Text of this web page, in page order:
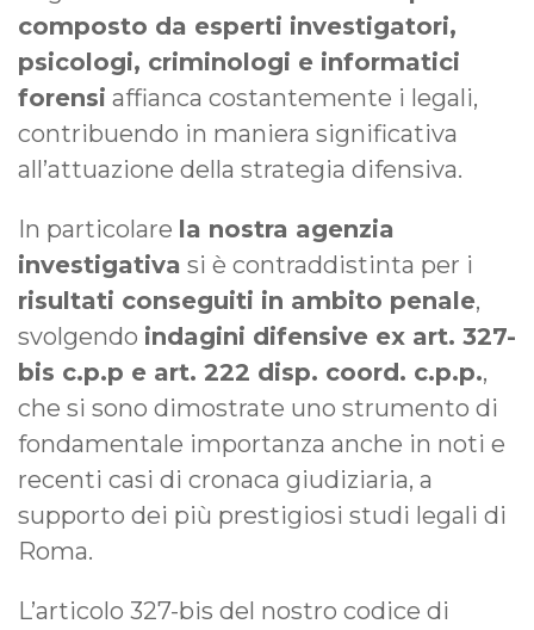
composto da esperti investigatori,
psicologi, criminologi e informatici
forensi affianca costantemente i legali,
contribuendo in maniera significativa
all’attuazione della strategia difensiva.
In particolare la nostra agenzia
investigativa si è contraddistinta per i
risultati conseguiti in ambito penale,
svolgendo indagini difensive ex art. 327-
bis c.p.p e art. 222 disp. coord. c.p.p.,
che si sono dimostrate uno strumento di
fondamentale importanza anche in noti e
recenti casi di cronaca giudiziaria, a
supporto dei più prestigiosi studi legali di
Roma.
L’articolo 327-bis del nostro codice di